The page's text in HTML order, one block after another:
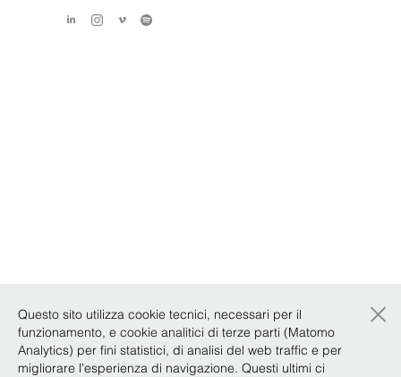
Questo sito utilizza cookie tecnici, necessari per il
funzionamento, e cookie analitici di terze parti (Matomo
Analytics) per fini statistici, di analisi del web traffic e per
migliorare l’esperienza di navigazione. Questi ultimi ci
×